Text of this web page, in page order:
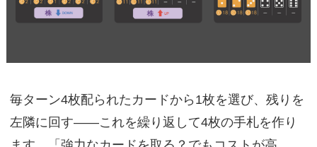
毎ターン4枚配られたカードから1枚を選び、残りを
左隣に回す——これを繰り返して4枚の手札を作り